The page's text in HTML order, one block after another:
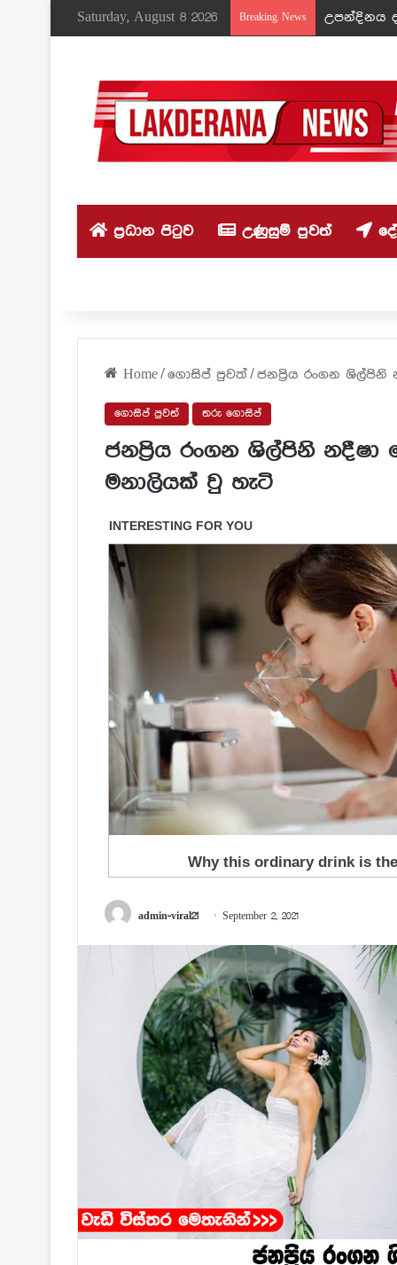
Saturday, August 8 2026 Breaking News උපන්දිනය
ප්‍රධාන පිටුව උණුසුම් පුවත්
Home/ගොසිප් පුවත්/ජනප්‍රිය රංගන ශිල්පිනි
ගොසිප් පුවත් තරු ගොසිප්
ජනප්‍රිය රංගන ශිල්පිනි නදීෂා
මනාලියක් වු හැටි
admin-viral21 September 2, 2021